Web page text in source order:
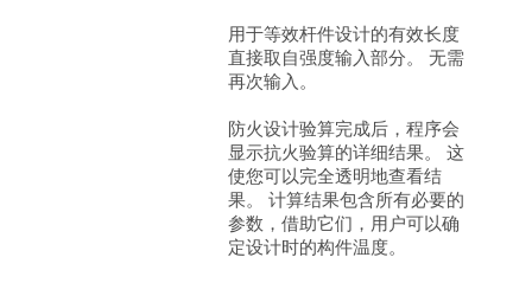
用于等效杆件设计的有效长度
直接取自强度输入部分。 无需
再次输入。
防火设计验算完成后，程序会
显示抗火验算的详细结果。 这
使您可以完全透明地查看结
果。 计算结果包含所有必要的
参数，借助它们，用户可以确
定设计时的构件温度。